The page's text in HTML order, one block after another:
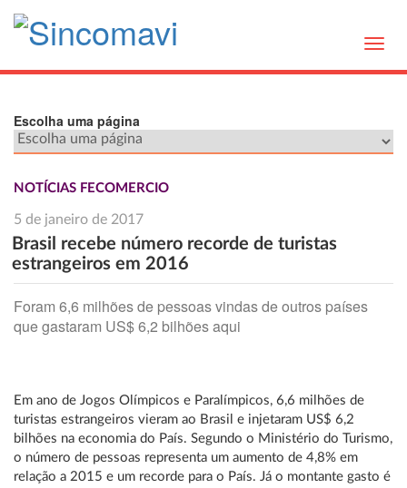
Escolha uma página
NOTÍCIAS FECOMERCIO
5 de janeiro de 2017
Brasil recebe número recorde de turistas
estrangeiros em 2016
Foram 6,6 milhões de pessoas vindas de outros países
que gastaram US$ 6,2 bilhões aqui
Em ano de Jogos Olímpicos e Paralímpicos, 6,6 milhões de
turistas estrangeiros vieram ao Brasil e injetaram US$ 6,2
bilhões na economia do País. Segundo o Ministério do Turismo,
o número de pessoas representa um aumento de 4,8% em
relação a 2015 e um recorde para o País. Já o montante gasto é